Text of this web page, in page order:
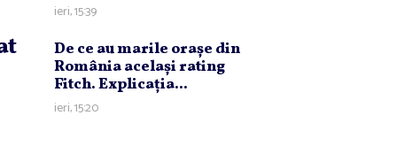
ieri, 15:39
De ce au marile oraşe din
România acelaşi rating
Fitch. Explicaţia...
ieri, 15:20